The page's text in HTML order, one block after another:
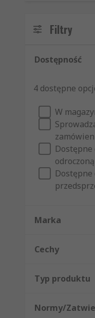
Filtry
Dostępność
4 dostępne
W
Marka
Cechy
Typ produktu
Normy/